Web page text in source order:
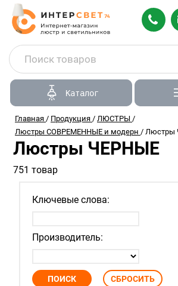
Каталог
Главная / Продукция / ЛЮСТРЫ /
Люстры СОВРЕМЕННЫЕ и модерн / Люстры
Люстры ЧЕРНЫЕ
751 товар
Ключевые слова:
Производитель: